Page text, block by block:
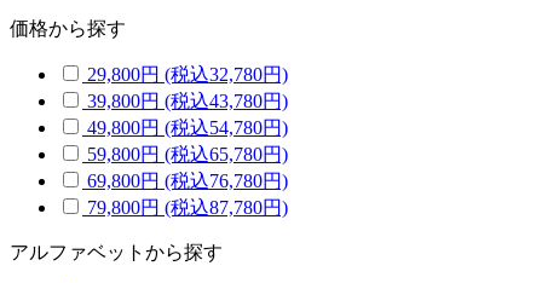
価格から探す
29,800円 (税込32,780円)
39,800円 (税込43,780円)
49,800円 (税込54,780円)
59,800円 (税込65,780円)
69,800円 (税込76,780円)
79,800円 (税込87,780円)
アルファベットから探す